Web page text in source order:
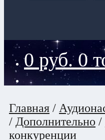
0 руб. 0
Главная /
/ Дополнительно /
конкуренции